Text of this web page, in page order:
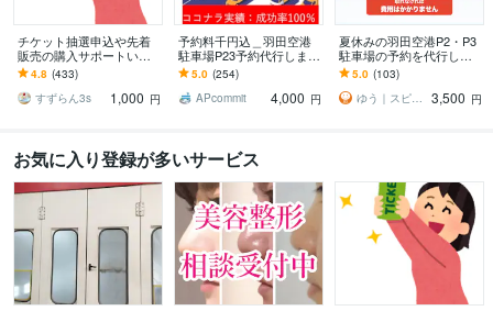
チケット抽選申込や先着
販売の購入サポートいた
します 申込口数の必要な
方、チケ発が出来ない方
は是非ご連絡下さい。
4.8 (433)
すずらん3s
1,000 円
予約料千円込＿羽田空港
駐車場P23予約代行します
[実績100%※の成功率/1000
円込！]評価を参照下さい
5.0 (254)
APcommit
4,000 円
夏休みの羽田空港P2・P3
駐車場の予約を代行しま
す 手数料込み・満車もキ
ャンセル待ち対応
5.0 (103)
ゆう｜スピード予約代行
3,500 円
お気に入り登録が多いサービス